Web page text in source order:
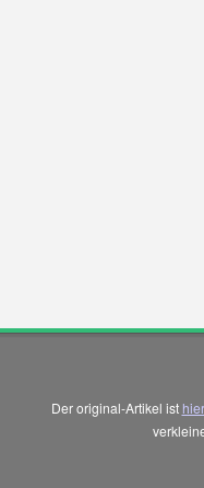
Der original-Artikel ist hier